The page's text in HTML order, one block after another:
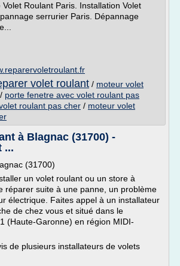
Roulant Paris. Installation Volet
serrurier Paris. Dépannage
volet roulant / moteur volet
/ porte fenetre avec volet roulant pas
roulant pas cher / moteur volet
à Blagnac (31700) -
...
(31700)
un volet roulant ou un store à
réparer suite à une panne, un problème
électrique. Faites appel à un installateur
de chez vous et situé dans le
(Haute-Garonne) en région MIDI-
de plusieurs installateurs de volets